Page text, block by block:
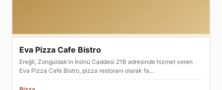
Eva Pizza Cafe Bistro
Ereğli, Zonguldak’ın İnönü Caddesi 21B adresinde hizmet veren
Eva Pizza Cafe Bistro, pizza restoranı olarak fa…